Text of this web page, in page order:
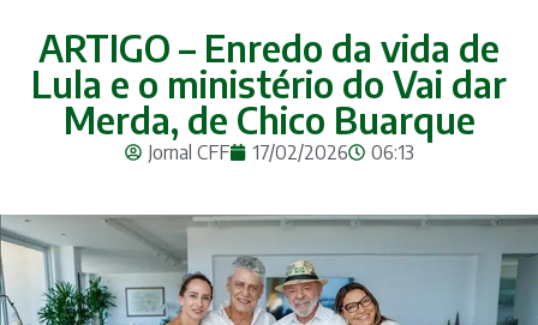
ARTIGO – Enredo da vida de
Lula e o ministério do Vai dar
Merda, de Chico Buarque
Jornal CFF 17/02/2026 06:13